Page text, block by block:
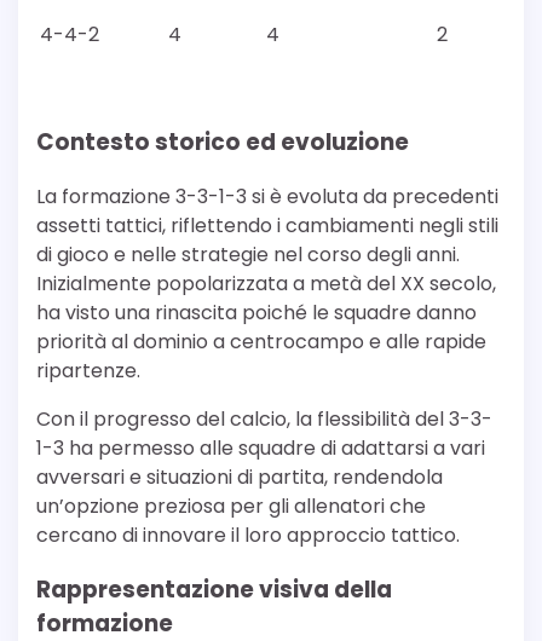
4-4-2 4 4 2
Contesto storico ed evoluzione
La formazione 3-3-1-3 si è evoluta da precedenti
assetti tattici, riflettendo i cambiamenti negli stili
di gioco e nelle strategie nel corso degli anni.
Inizialmente popolarizzata a metà del XX secolo,
ha visto una rinascita poiché le squadre danno
priorità al dominio a centrocampo e alle rapide
ripartenze.
Con il progresso del calcio, la flessibilità del 3-3-
1-3 ha permesso alle squadre di adattarsi a vari
avversari e situazioni di partita, rendendola
un’opzione preziosa per gli allenatori che
cercano di innovare il loro approccio tattico.
Rappresentazione visiva della
formazione